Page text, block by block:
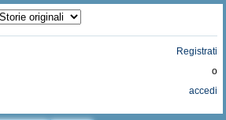
Registrati
o
accedi